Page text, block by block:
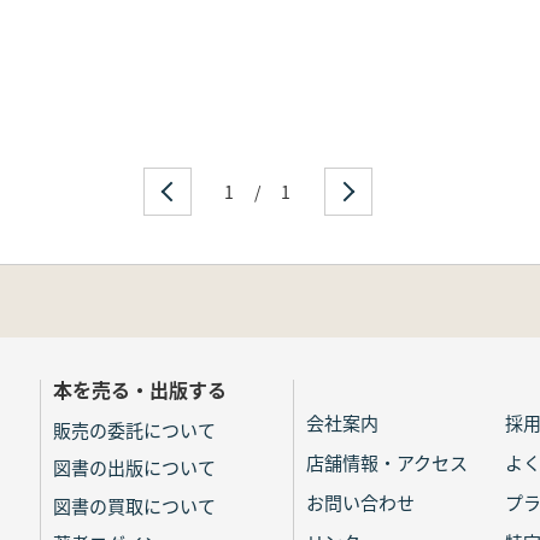
1 / 1
本を売る・出版する
販売の委託について
図書の出版について
図書の買取について
会社案内
採
店舗情報・アクセス
よ
お問い合わせ
プ